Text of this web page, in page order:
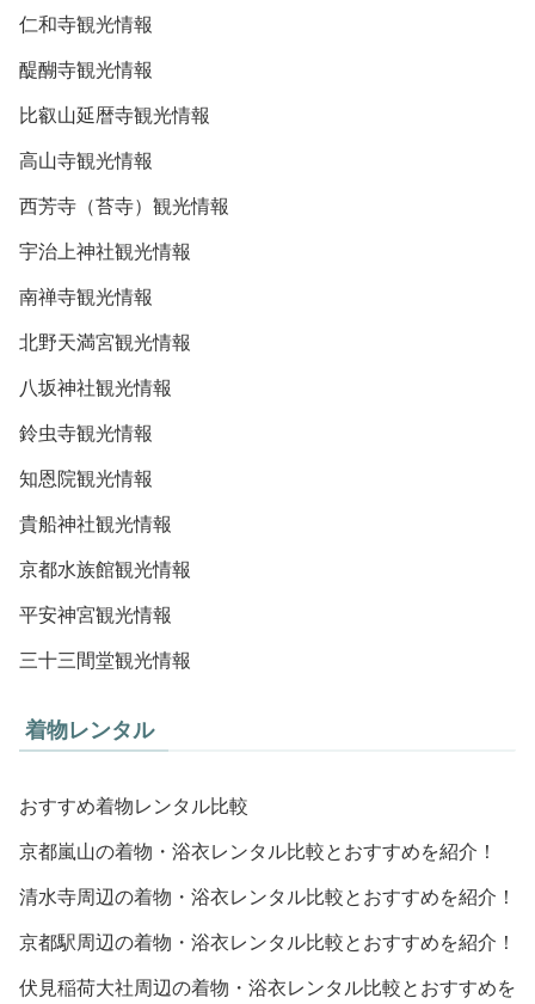
仁和寺観光情報
醍醐寺観光情報
比叡山延暦寺観光情報
高山寺観光情報
西芳寺（苔寺）観光情報
宇治上神社観光情報
南禅寺観光情報
北野天満宮観光情報
八坂神社観光情報
鈴虫寺観光情報
知恩院観光情報
貴船神社観光情報
京都水族館観光情報
平安神宮観光情報
三十三間堂観光情報
着物レンタル
おすすめ着物レンタル比較
京都嵐山の着物・浴衣レンタル比較とおすすめを紹介！
清水寺周辺の着物・浴衣レンタル比較とおすすめを紹介！
京都駅周辺の着物・浴衣レンタル比較とおすすめを紹介！
伏見稲荷大社周辺の着物・浴衣レンタル比較とおすすめを